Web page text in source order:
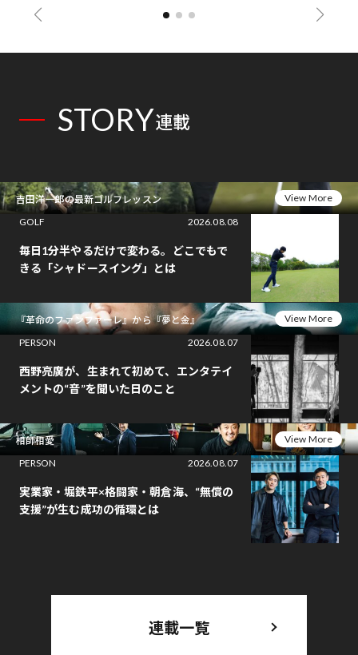
STORY連載
吉田洋一郎の最新ゴルフレッスン
View More
GOLF
2026.08.08
毎日1分半やるだけで変わる。どこでもで
きる「シャドースイング」とは
『革命のファンファーレ』から『夢と金』
View More
PERSON
2026.08.07
西野亮廣が、生まれて初めて、エンタテイ
メントの“音”を聞いた日のこと
相師相愛
View More
PERSON
2026.08.07
実業家・堀鉄平×格闘家・朝倉海、“無償の
支援”が生む成功の循環とは
連載一覧